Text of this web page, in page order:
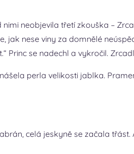
neobjevila třetí zkouška –
jak nese viny za domnělé
Princ se nadechl a vykročil.
perla velikosti jablka.
celá jeskyně se začala třást.